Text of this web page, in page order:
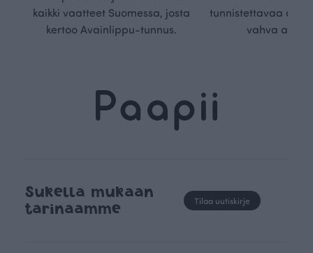
kaikki vaatteet Suomessa, josta
kertoo Avainlippu-tunnus.
tunnistettavaa
vahva
Sukella mukaan
tarinaamme
Tilaa uutiskirje